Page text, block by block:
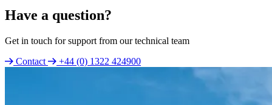
Have a question?
Get in touch for support from our technical team
Contact
+44 (0) 1322 424900